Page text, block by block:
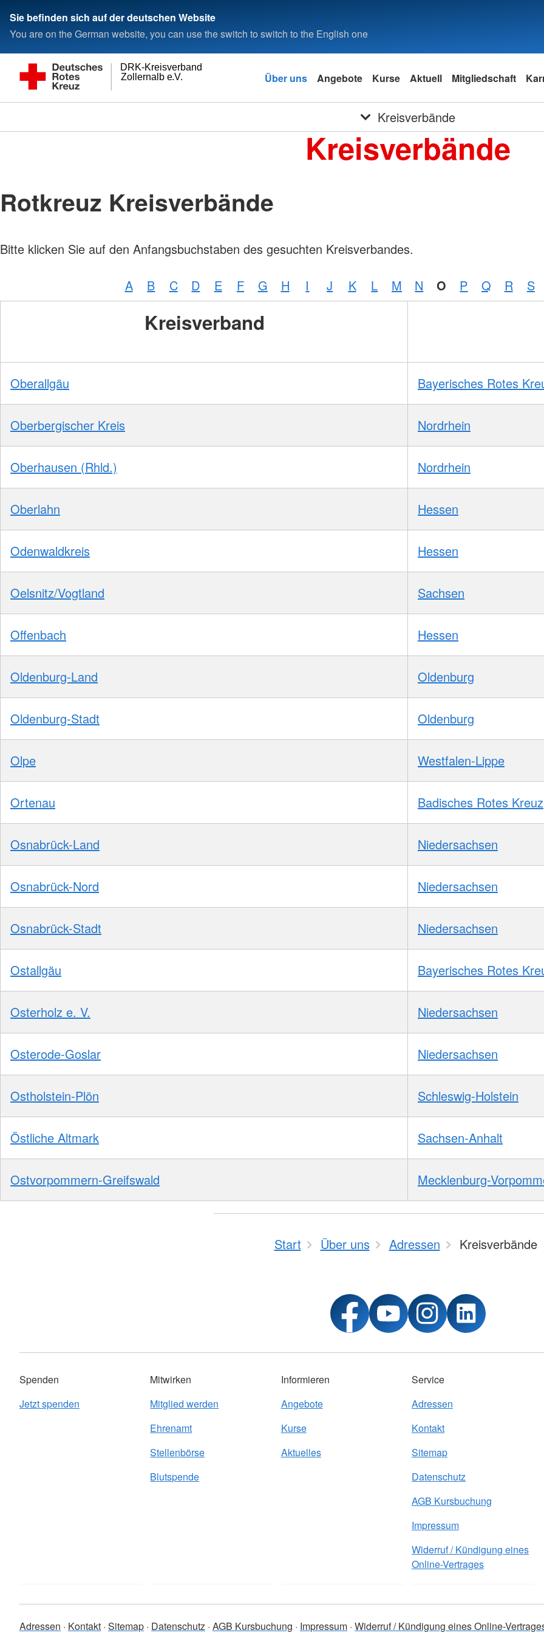
Sie befinden sich auf der deutschen Website
You are on the German website, you can use the switch to switch to the English one
Zollernalb e.V.
DRK-Kreisverband
Über uns Angebote Kurse Aktuell Mitgliedschaft
Kreisverbände
Kreisverbände
Rotkreuz Kreisverbände
Bitte klicken Sie auf den Anfangsbuchstaben des gesuchten Kreisverbandes.
A B C D E F G H I J K L M N O P Q R S
Kreisverband
Oberallgäu Bayerisches Rotes
Oberbergischer Kreis Nordrhein
Oberhausen (Rhld.) Nordrhein
Oberlahn Hessen
Odenwaldkreis Hessen
Oelsnitz/Vogtland Sachsen
Offenbach Hessen
Oldenburg-Land Oldenburg
Oldenburg-Stadt Oldenburg
Olpe Westfalen-Lippe
Ortenau Badisches Rotes Kreuz
Osnabrück-Land Niedersachsen
Osnabrück-Nord Niedersachsen
Osnabrück-Stadt Niedersachsen
Ostallgäu Bayerisches Rotes
Osterholz e. V. Niedersachsen
Osterode-Goslar Niedersachsen
Ostholstein-Plön Schleswig-Holstein
Östliche Altmark Sachsen-Anhalt
Ostvorpommern-Greifswald Mecklenburg-
Start Über uns Adressen Kreisverbände
Spenden
Jetzt spenden
Mitwirken
Mitglied werden
Ehrenamt
Stellenbörse
Blutspende
Informieren
Angebote
Kurse
Aktuelles
Service
Adressen
Kontakt
Sitemap
Datenschutz
AGB Kursbuchung
Impressum
Widerruf / Kündigung eines
Online-Vertrages
Adressen Kontakt Sitemap Datenschutz AGB Kursbuchung Impressum Widerruf / Kündigung eines Online-